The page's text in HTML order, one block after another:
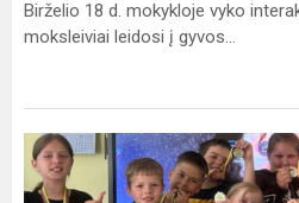
Birželio 18 d. mokykloje vyko
moksleiviai leidosi į gyvos...
Vaikų
vasaros